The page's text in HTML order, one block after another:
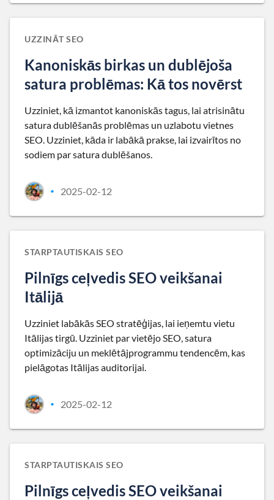
UZZINĀT SEO
Kanoniskās birkas un dublējoša
satura problēmas: Kā tos novērst
Uzziniet, kā izmantot kanoniskās tagus, lai atrisinātu
satura dublēšanās problēmas un uzlabotu vietnes
SEO. Uzziniet, kāda ir labākā prakse, lai izvairītos no
sodiem par satura dublēšanos.
• 2025-02-12
STARPTAUTISKAIS SEO
Pilnīgs ceļvedis SEO veikšanai
Itālijā
Uzziniet labākās SEO stratēģijas, lai ieņemtu vietu
Itālijas tirgū. Uzziniet par vietējo SEO, satura
optimizāciju un meklētājprogrammu tendencēm, kas
pielāgotas Itālijas auditorijai.
• 2025-02-12
STARPTAUTISKAIS SEO
Pilnīgs ceļvedis SEO veikšanai